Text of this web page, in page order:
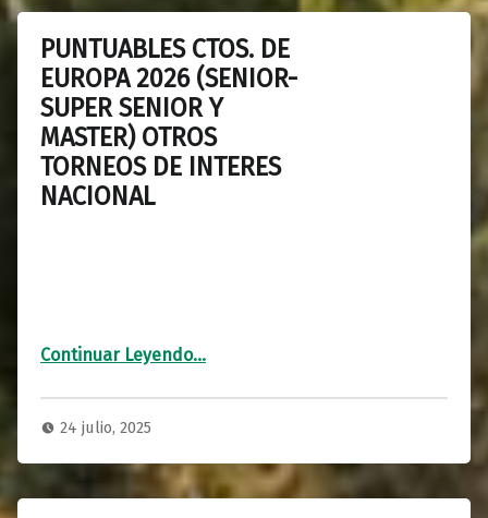
PUNTUABLES CTOS. DE
EUROPA 2026 (SENIOR-
SUPER SENIOR Y
MASTER) OTROS
TORNEOS DE INTERES
NACIONAL
Continuar Leyendo“PUNTUABLES CTOS. DE EUROPA 2026 (SENIOR-SUPER SENIOR Y MASTER) OTROS TORNEOS DE INTERES NACIONAL”
…
24 julio, 2025